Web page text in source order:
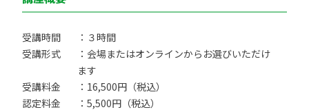
受講時間
：３時間
受講形式
：会場またはオンラインからお選びいただけ
ます
受講料金
：16,500円（税込）
認定料金
：5,500円（税込）